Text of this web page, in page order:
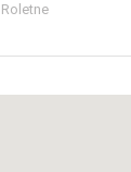
Roletne